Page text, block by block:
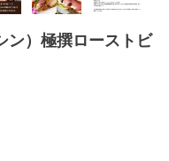
ン）極撰ローストビ